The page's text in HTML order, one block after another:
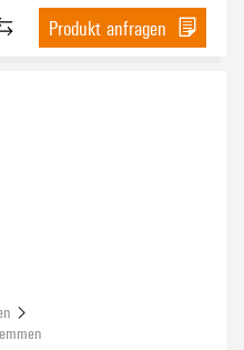
Produkt anfragen